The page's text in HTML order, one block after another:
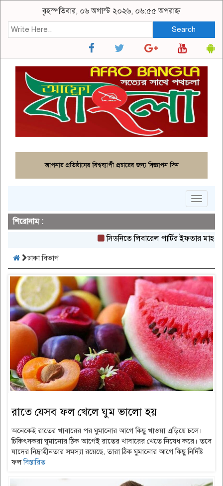
বৃহস্পতিবার, ০৬ অগাস্ট ২০২৬, ০৬:৫৫ অপরাহ্ন
Search
Toggle
শিরোনাম :
সিডনিতে লিবারেল পার্টির ইফতার মাহফিল
ঢাকা বিভাগ
রাতে যেসব ফল খেলে ঘুম ভালো হয়
অনেকেই রাতের খাবারের পর ঘুমানোর আগে কিছু খাওয়া এড়িয়ে চলে।
চিকিৎসকরা ঘুমানোর ঠিক আগেই রাতের খাবারের খেতে নিষেধ করে। তবে
যাদের নিদ্রাহীনতার সমস্যা রয়েছে, তারা ঠিক ঘুমানোর আগে কিছু নির্দিষ্ট
ফলবিস্তারিত